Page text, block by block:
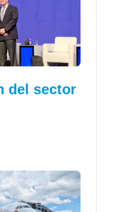
del sector